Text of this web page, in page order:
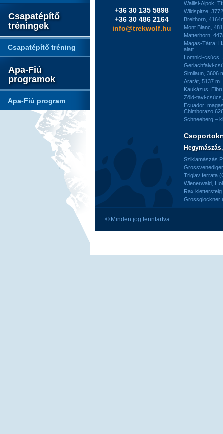
Csapatépítő
tréningek
Csapatépítő tréning
Apa-Fiú
programok
Apa-Fiú program
+36 30 135 5898
+36 30 486 2164
info@trekwolf.hu
Wallisi-Alpok:
Wildspitze,
Breithorn,
Mont Blanc,
Matterhorn,
Magas-Tátra:
alatt
Lomnici-csúcs,
Gerlachfalvi-
Similaun, 3606
Ararát, 5137 m
Kaukázus:
Zöld-tavi-
Ecuador:
Chimborazo
Schneeberg –
Sziklamászás
Triglav ferrata
Wienerwald,
Rax
Grossglockner
© Minden jog fenntartva.